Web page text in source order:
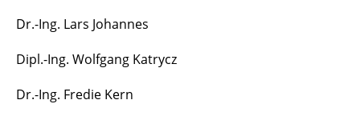
Dr.-Ing. Lars Johannes
Dipl.-Ing. Wolfgang Katrycz
Dr.-Ing. Fredie Kern